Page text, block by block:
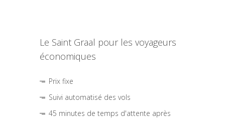
Le Saint Graal pour les voyageurs
économiques
Prix fixe
Suivi automatisé des vols
45 minutes de temps d'attente après